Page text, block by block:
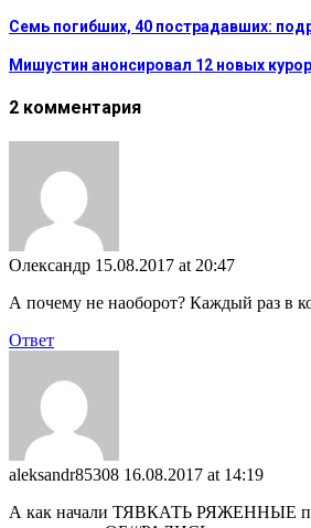
Семь погибших, 40 пострадавших:
Мишустин анонсировал 12 новых
2 комментария
Олександр 15.08.2017 at 20:47
А почему не наоборот? Каждый раз в
Ответ
aleksandr85308 16.08.2017 at 14:19
А как начали ТЯВКАТЬ